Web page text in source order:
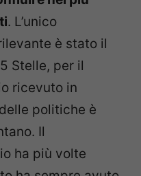
. L’unico
è stato il
Stelle, per il
ricevuto in
politiche è
Il
ha più volte